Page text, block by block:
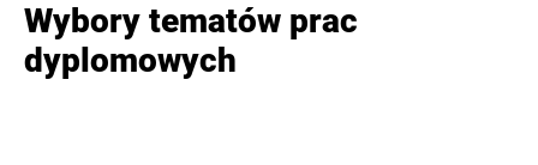
Wybory tematów prac
dyplomowych